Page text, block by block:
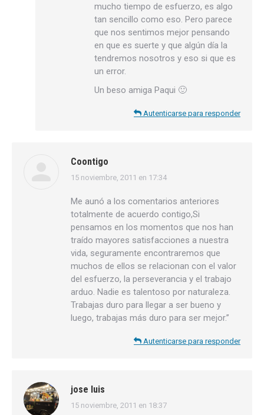
mucho tiempo de esfuerzo, es algo
tan sencillo como eso. Pero parece
que nos sentimos mejor pensando
en que es suerte y que algún día la
tendremos nosotros y eso si que es
un error.
Un beso amiga Paqui 🙂
Autenticarse para responder
Coontigo
dice:
15 noviembre, 2011 en 17:34
Me aunó a los comentarios anteriores
totalmente de acuerdo contigo,Si
pensamos en los momentos que nos han
traído mayores satisfacciones a nuestra
vida, seguramente encontraremos que
muchos de ellos se relacionan con el valor
del esfuerzo, la perseverancia y el trabajo
arduo. Nadie es talentoso por naturaleza.
Trabajas duro para llegar a ser bueno y
luego, trabajas más duro para ser mejor.”
Autenticarse para responder
jose luis
dice:
15 noviembre, 2011 en 18:37